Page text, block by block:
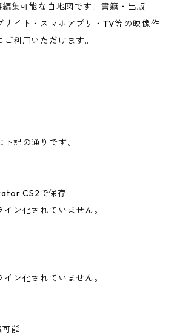
集可能な白地図です。書籍・出版
サイト・スマホアプリ・TV等の映像作
利用いただけます。
記の通りです。
CS2で保存
ン化されていません。
ン化されていません。
能